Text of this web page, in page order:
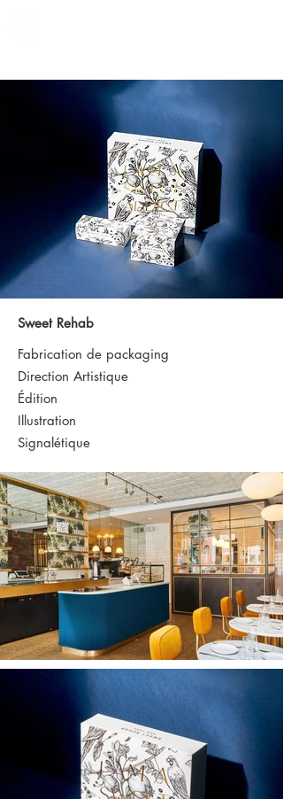
Sweet Rehab
Fabrication de packaging
Direction Artistique
Édition
Illustration
Signalétique